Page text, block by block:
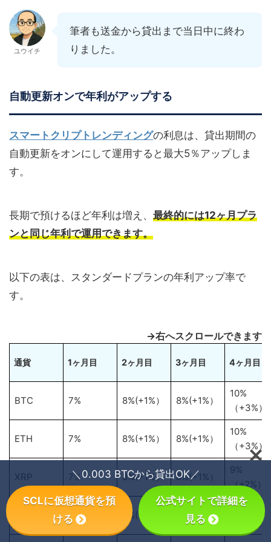
ユウイチ
筆者も送金から貸出まで当日中に終わ
りました。
自動更新オンで年利がアップする
スマートクリプトレンディングの利息は、貸出期間の
自動更新をオンにして運用すると最大5％アップしま
す。
長期で預けるほど年利は増え、 最終的には12ヶ月プラ
ンと同じ年利で運用できます。
以下の表は、スタンダードプランの年利アップ率で
す。
→右へスクロールできます
通貨 1ヶ月目 2ヶ月目 3ヶ月目 4ヶ月目
BTC 7% 8%(+1%） 8%(+1%）
10%
（+3%）
ETH 7% 8%(+1%） 8%(+1%）
10%
（+3%）
XRP 7% 8%(+1%） 8%(+1%）
9%
（+2%）
7% 8%(+1%） 8%(+1%）
10%
（+3%）
＼0.003 BTCから貸出OK／
SCLに仮想通貨を預
ける
公式サイトで詳細を
見る